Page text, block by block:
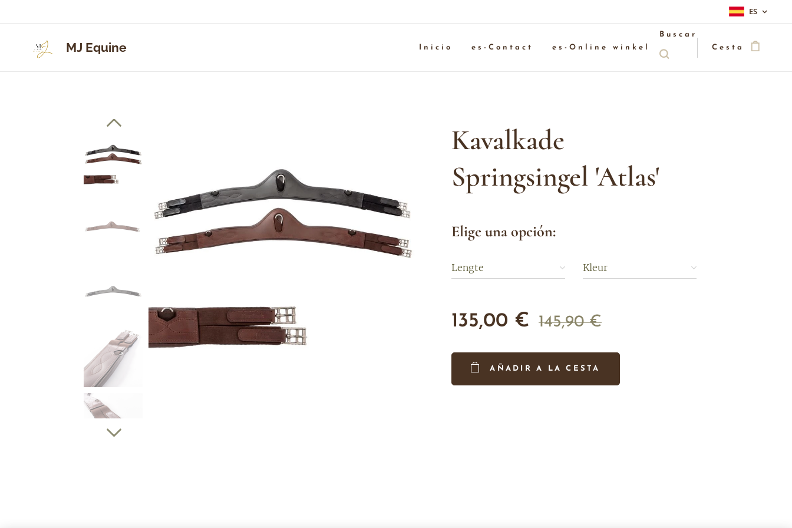
ES
MJ Equine Inicio es-Contact es-Online winkel
Buscar
Cesta
Kavalkade
Springsingel 'Atlas'
Elige una opción:
Lengte Kleur
135,00 € 145,90€
AÑADIR A LA CESTA